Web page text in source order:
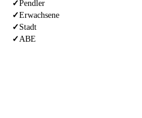
✓Pendler
✓Erwachsene
✓ Stadt
✓ABE